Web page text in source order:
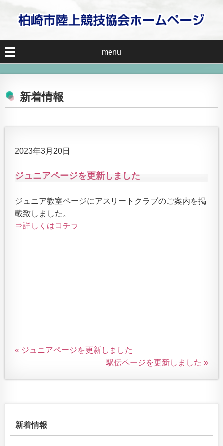
menu
新着情報
2023年3月20日
ジュニアページを更新しました
ジュニア教室ページにアスリートクラブのご案内を掲
載致しました。
⇒詳しくはコチラ
« ジュニアページを更新しました
駅伝ページを更新しました »
新着情報